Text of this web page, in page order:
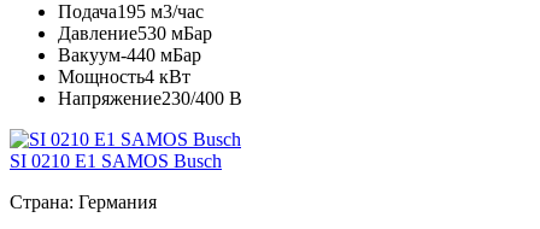
Подача195 м3/час
Давление530 мБар
Вакуум-440 мБар
Мощность4 кВт
Напряжение230/400 В
SI 0210 E1 SAMOS Busch
Страна: Германия